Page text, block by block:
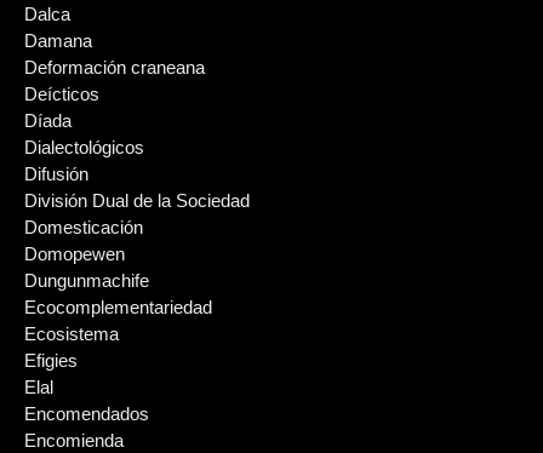
Dalca
Damana
Deformación craneana
Deícticos
Díada
Dialectológicos
Difusión
División Dual de la Sociedad
Domesticación
Domopewen
Dungunmachife
Ecocomplementariedad
Ecosistema
Efigies
Elal
Encomendados
Encomienda